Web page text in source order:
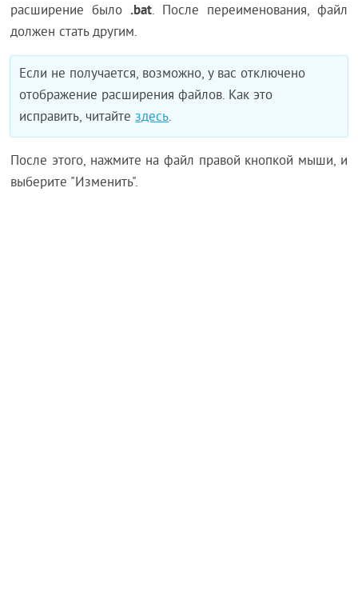
расширение было .bat. После переименования, файл
должен стать другим.
Если не получается, возможно, у вас отключено
отображение расширения файлов. Как это
исправить, читайтездесь.
После этого, нажмите на файл правой кнопкой мыши, и
выберите "Изменить".